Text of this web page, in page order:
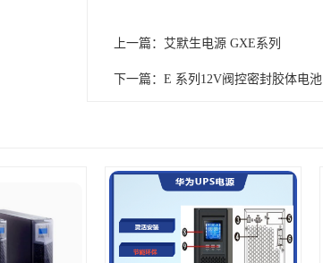
上一篇： 艾默生电源 GXE系列
下一篇： E 系列12V阀控密封胶体电池